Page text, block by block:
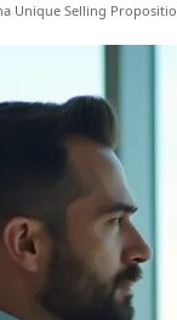
Unique Selling